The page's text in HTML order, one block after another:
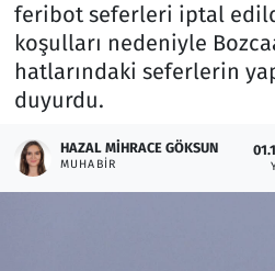
feribot seferleri iptal
koşulları nedeniyle
hatlarındaki seferlerin
duyurdu.
HAZAL MIHRACE GÖKSUN
MUHABIR
Lezzet Durağı
Memur ve Kamu
Otomobil